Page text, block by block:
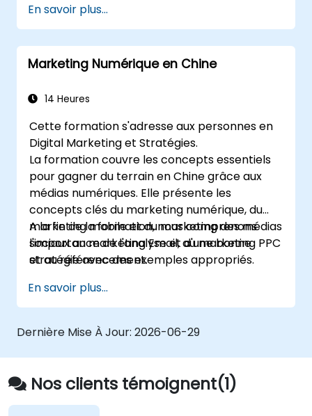
Appliquer des techniques et des
stratégies utiles pour gérer les produits et
les projets.
Mettre à l'échelle les activités de
bonne direction.
En savoir plus...
Marketing Numérique en Chine
14 Heures
Cette formation s'adresse aux personnes en
Digital Marketing et Stratégies.
La formation couvre les concepts essentiels
pour gagner du terrain en Chine grâce aux
médias numériques. Elle présente les
concepts clés du marketing numérique, du
marketing mobile et du marketing des médias
sociaux au marketing Email, au marketing PPC
et au référencement.
A la fin de la formation, nous comprenons
l'importance de l'analyse et d'une bonne
stratégie avec des exemples appropriés.
En savoir plus...
Dernière Mise À Jour: 2026-06-29
Nos clients témoignent(1)